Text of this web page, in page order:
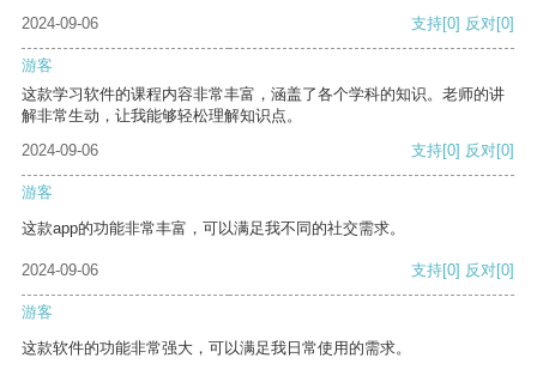
2024-09-06
支持[0] 反对[0]
游客
这款学习软件的课程内容非常丰富，涵盖了各个学科的知识。老师的讲
解非常生动，让我能够轻松理解知识点。
2024-09-06
支持[0] 反对[0]
游客
这款app的功能非常丰富，可以满足我不同的社交需求。
2024-09-06 支持[0] 反对[0]
游客
这款软件的功能非常强大，可以满足我日常使用的需求。